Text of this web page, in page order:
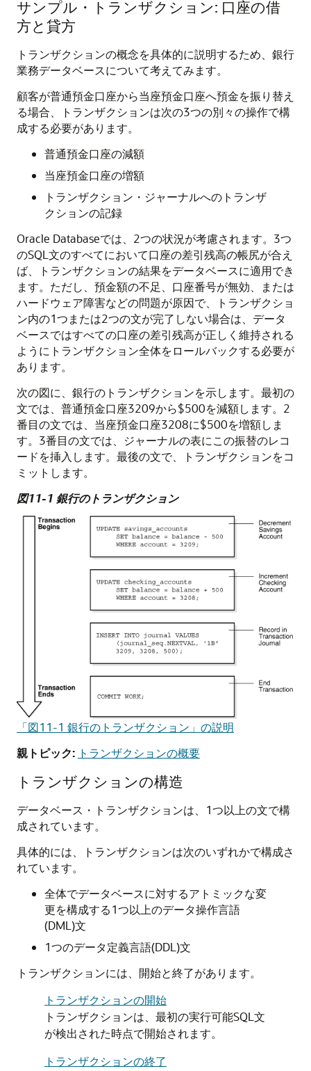
サンプル・トランザクション: 口座の借
方と貸方
トランザクションの概念を具体的に説明するため、銀行
業務データベースについて考えてみます。
顧客が普通預金口座から当座預金口座へ預金を振り替え
る場合、トランザクションは次の3つの別々の操作で構
成する必要があります。
普通預金口座の減額
当座預金口座の増額
トランザクション・ジャーナルへのトランザ
クションの記録
Oracle Databaseでは、2つの状況が考慮されます。3つ
のSQL文のすべてにおいて口座の差引残高の帳尻が合え
ば、トランザクションの結果をデータベースに適用でき
ます。ただし、預金額の不足、口座番号が無効、または
ハードウェア障害などの問題が原因で、トランザクショ
ン内の1つまたは2つの文が完了しない場合は、データ
ベースではすべての口座の差引残高が正しく維持される
ようにトランザクション全体をロールバックする必要が
あります。
次の図に、銀行のトランザクションを示します。最初の
文では、普通預金口座3209から$500を減額します。2
番目の文では、当座預金口座3208に$500を増額しま
す。3番目の文では、ジャーナルの表にこの振替のレコ
ードを挿入します。最後の文で、トランザクションをコ
ミットします。
図11-1 銀行のトランザクション
「図11-1 銀行のトランザクション」の説明
親トピック: トランザクションの概要
トランザクションの構造
データベース・トランザクションは、1つ以上の文で構
成されています。
具体的には、トランザクションは次のいずれかで構成さ
れています。
全体でデータベースに対するアトミックな変
更を構成する1つ以上のデータ操作言語
(DML)文
1つのデータ定義言語(DDL)文
トランザクションには、開始と終了があります。
トランザクションの開始
トランザクションは、最初の実行可能SQL文
が検出された時点で開始されます。
トランザクションの終了